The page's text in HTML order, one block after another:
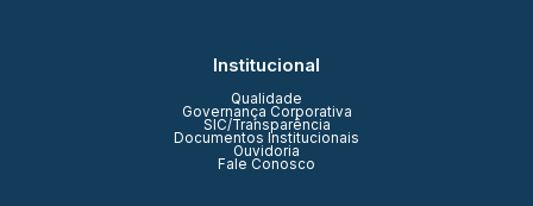
Institucional
Qualidade
Governança Corporativa
SIC/Transparência
Documentos Institucionais
Ouvidoria
Fale Conosco